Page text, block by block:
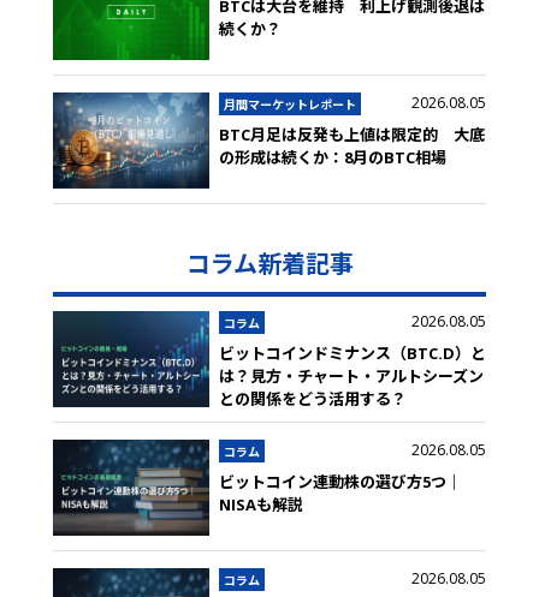
BTCは大台を維持 利上げ観測後退は
続くか？
月間マーケットレポート 2026.08.05
BTC月足は反発も上値は限定的 大底
の形成は続くか：8月のBTC相場
コラム新着記事
コラム 2026.08.05
ビットコインドミナンス（BTC.D）と
は？見方・チャート・アルトシーズン
との関係をどう活用する？
コラム 2026.08.05
ビットコイン連動株の選び方5つ｜
NISAも解説
コラム 2026.08.05